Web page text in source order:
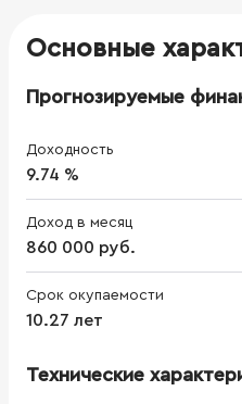
Основные
Прогнозируемые
Доходность
9.74 %
Доход в месяц
860 000 руб.
Срок окупаемости
10.27 лет
Технические